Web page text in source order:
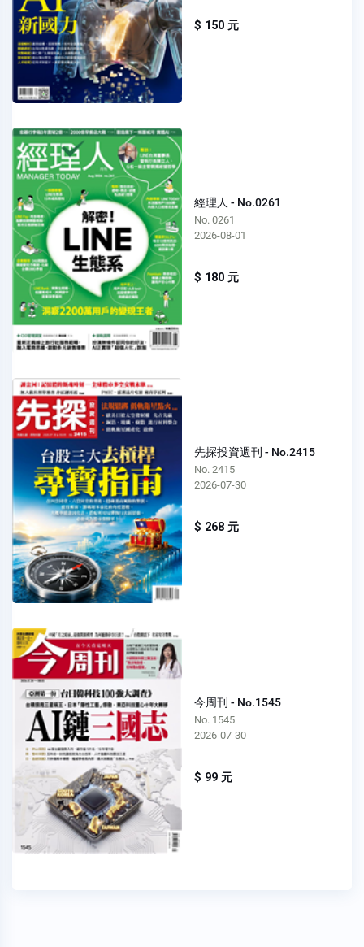
$ 150 元
經理人 - No.0261
No. 0261
2026-08-01
$ 180 元
先探投資週刊 - No.2415
No. 2415
2026-07-30
$ 268 元
今周刊 - No.1545
No. 1545
2026-07-30
$ 99 元